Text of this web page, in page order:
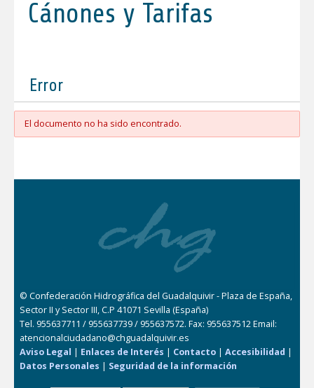
Cánones y Tarifas
Error
El documento no ha sido encontrado.
© Confederación Hidrográfica del Guadalquivir - Plaza de España,
Sector II y Sector III, C.P 41071 Sevilla (España)
Tel. 955637711 / 955637739 / 955637572. Fax: 955637512 Email:
atencionalciudadano@chguadalquivir.es
Aviso Legal | Enlaces de Interés | Contacto |Accesibilidad |
Datos Personales | Seguridad de la información